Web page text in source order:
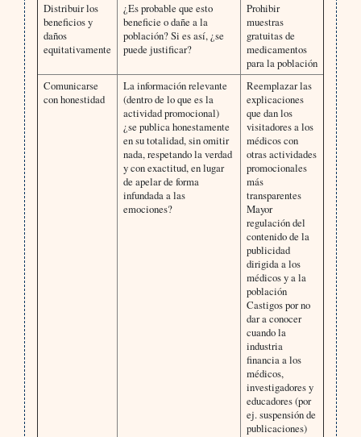
Distribuir los
beneficios y
daños
equitativamente
¿Es probable que esto
beneficie o dañe a la
población? Si es así, ¿se
puede justificar?
Prohibir
muestras
gratuitas de
medicamentos
para la población
Comunicarse
con honestidad
La información relevante
(dentro de lo que es la
actividad promocional)
¿se publica honestamente
en su totalidad, sin omitir
nada, respetando la verdad
y con exactitud, en lugar
de apelar de forma
infundada a las
emociones?
Reemplazar las
explicaciones
que dan los
visitadores a los
médicos con
otras actividades
promocionales
más
transparentes
Mayor
regulación del
contenido de la
publicidad
dirigida a los
médicos y a la
población
Castigos por no
dar a conocer
cuando la
industria
financia a los
médicos,
investigadores y
educadores (por
ej. suspensión de
publicaciones)